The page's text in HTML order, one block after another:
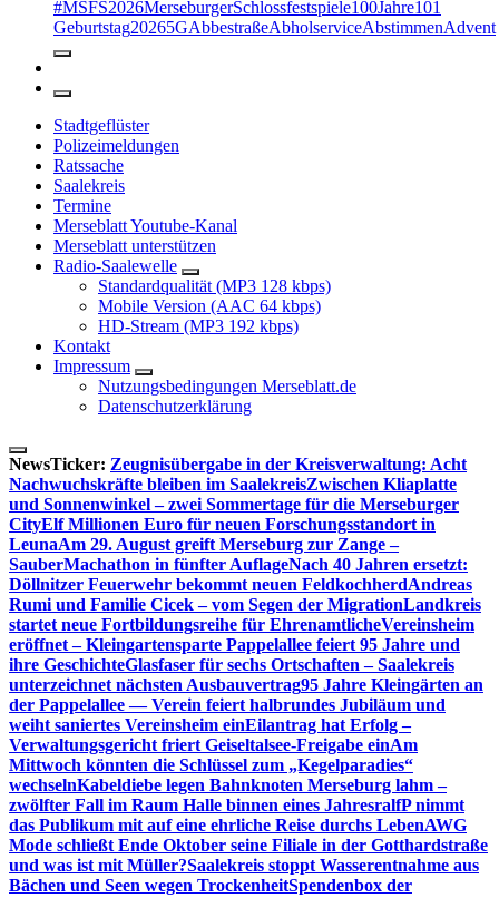
#MSFS2026MerseburgerSchlossfestspiele100Jahre101
Geburtstag20265GAbbestraßeAbholserviceAbstimmenAdvent
Stadtgeflüster
Polizeimeldungen
Ratssache
Saalekreis
Termine
Merseblatt Youtube-Kanal
Merseblatt unterstützen
Radio-Saalewelle
Standardqualität (MP3 128 kbps)
Mobile Version (AAC 64 kbps)
HD-Stream (MP3 192 kbps)
Kontakt
Impressum
Nutzungsbedingungen Merseblatt.de
Datenschutzerklärung
NewsTicker: Zeugnisübergabe in der Kreisverwaltung: Acht
Nachwuchskräfte bleiben im SaalekreisZwischen Kliaplatte
und Sonnenwinkel – zwei Sommertage für die Merseburger
CityElf Millionen Euro für neuen Forschungsstandort in
LeunaAm 29. August greift Merseburg zur Zange –
SauberMachathon in fünfter AuflageNach 40 Jahren ersetzt:
Döllnitzer Feuerwehr bekommt neuen FeldkochherdAndreas
Rumi und Familie Cicek – vom Segen der MigrationLandkreis
startet neue Fortbildungsreihe für EhrenamtlicheVereinsheim
eröffnet – Kleingartensparte Pappelallee feiert 95 Jahre und
ihre GeschichteGlasfaser für sechs Ortschaften – Saalekreis
unterzeichnet nächsten Ausbauvertrag95 Jahre Kleingärten an
der Pappelallee — Verein feiert halbrundes Jubiläum und
weiht saniertes Vereinsheim einEilantrag hat Erfolg –
Verwaltungsgericht friert Geiseltalsee-Freigabe einAm
Mittwoch könnten die Schlüssel zum „Kegelparadies“
wechselnKabeldiebe legen Bahnknoten Merseburg lahm –
zwölfter Fall im Raum Halle binnen eines JahresralfP nimmt
das Publikum mit auf eine ehrliche Reise durchs LebenAWG
Mode schließt Ende Oktober seine Filiale in der Gotthardstraße
und was ist mit Müller?Saalekreis stoppt Wasserentnahme aus
Bächen und Seen wegen TrockenheitSpendenbox der